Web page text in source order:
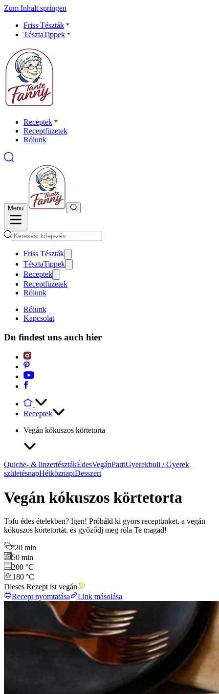
Zum Inhalt springen
Friss Tészták
TésztaTippek
Receptek
Receptfüzetek
Rólunk
Menu
Friss Tészták
TésztaTippek
Receptek
Receptfüzetek
Rólunk
Rólunk
Kapcsolat
Du findest uns auch hier
Receptek
Vegán kókuszos körtetorta
Quiche- & linzertésztákÉdesVegánPartiGyerekbuli / Gyerek
születésnapHétköznapiDesszert
Vegán kókuszos körtetorta
Tofu édes ételekben? Igen! Próbáld ki gyors receptünket, a vegán
kókuszos körtetortát, és győződj meg róla Te magad!
20 min
50 min
200 °C
180 °C
Dieses Rezept ist vegán
Recept nyomtatása
Link másolása